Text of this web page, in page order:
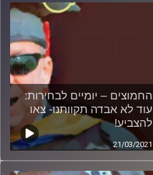
החמוצים – יומיים לבחירות:
עוד לא אבדה תקוותנו- צאו
להצביע!
21/03/2021